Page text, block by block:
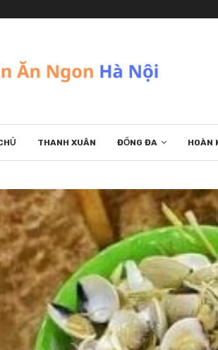
THANH XUÂN ĐỐNG ĐA HOÀN